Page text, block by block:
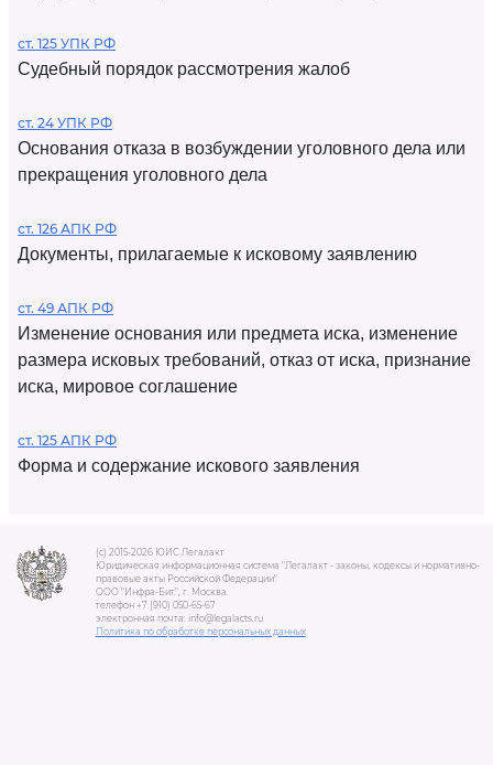
ст. 125 УПК РФ
Судебный порядок рассмотрения жалоб
ст. 24 УПК РФ
Основания отказа в возбуждении уголовного дела или
прекращения уголовного дела
ст. 126 АПК РФ
Документы, прилагаемые к исковому заявлению
ст. 49 АПК РФ
Изменение основания или предмета иска, изменение
размера исковых требований, отказ от иска, признание
иска, мировое соглашение
ст. 125 АПК РФ
Форма и содержание искового заявления
(c) 2015-2026 ЮИС Легалакт
Юридическая информационная система "Легалакт - законы, кодексы и нормативно-
правовые акты Российской Федерации"
ООО "Инфра-Бит", г. Москва.
телефон +7 (910) 050-65-67
электронная почта: info@legalacts.ru
Политика по обработке персональных данных